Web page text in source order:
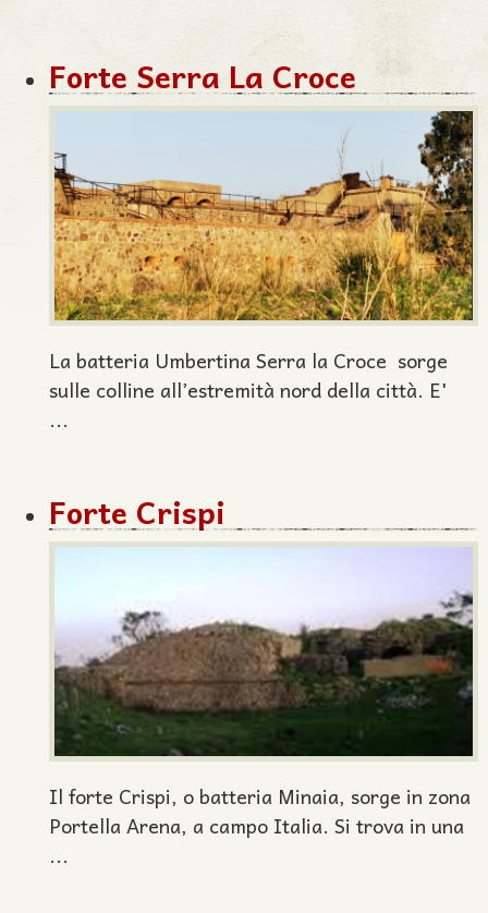
Forte Serra La Croce
La batteria Umbertina Serra la Croce sorge
sulle colline all’estremità nord della città. E'
...
Forte Crispi
Il forte Crispi, o batteria Minaia, sorge in zona
Portella Arena, a campo Italia. Si trova in una
...